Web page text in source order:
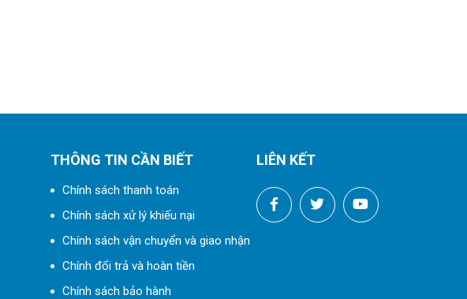
THÔNG TIN CẦN BIẾT
Chính sách thanh toán
Chính sách xử lý khiếu nại
Chính sách vận chuyển và giao nhận
Chính đổi trả và hoàn tiền
Chính sách bảo hành
LIÊN KẾT